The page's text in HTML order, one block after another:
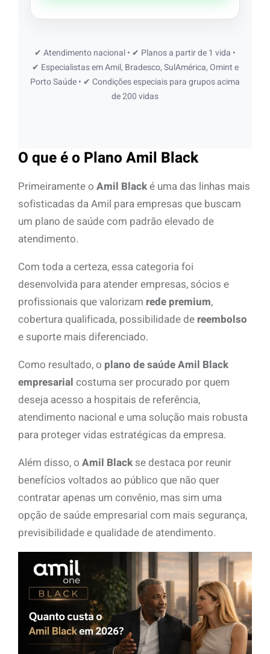
✔ Atendimento nacional • ✔ Planos a partir de 1 vida •
✔ Especialistas em Amil, Bradesco, SulAmérica, Omint e
Porto Saúde • ✔ Condições especiais para grupos acima
de 200 vidas
O que é o Plano Amil Black
Primeiramente o Amil Blacké uma das linhas mais
sofisticadas da Amil para empresas que buscam
um plano de saúde com padrão elevado de
atendimento.
Com toda a certeza, essa categoria foi
desenvolvida para atender empresas, sócios e
profissionais que valorizam rede premium,
cobertura qualificada, possibilidade de reembolso
e suporte mais diferenciado.
Como resultado, o plano de saúde Amil Black
empresarial costuma ser procurado por quem
deseja acesso a hospitais de referência,
atendimento nacional e uma solução mais robusta
para proteger vidas estratégicas da empresa.
Além disso, o Amil Black se destaca por reunir
benefícios voltados ao público que não quer
contratar apenas um convênio, mas sim uma
opção de saúde empresarial com mais segurança,
previsibilidade e qualidade de atendimento.